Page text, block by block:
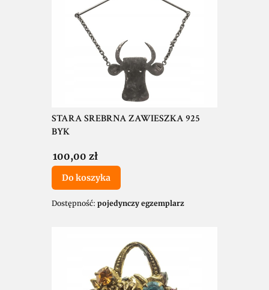
STARA SREBRNA ZAWIESZKA 925
BYK
Cena
100,00 zł
Do koszyka
Dostępność: pojedynczy egzemplarz